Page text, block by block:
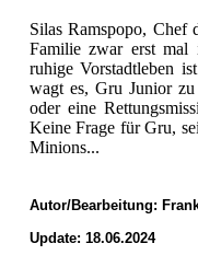
Silas Ramspopo, Chef
Familie zwar erst mal
ruhige Vorstadtleben
wagt es, Gru Junior
oder eine
Keine Frage für Gru,
Minions...
Autor/Bearbeitung:
Update: 18.06.2024